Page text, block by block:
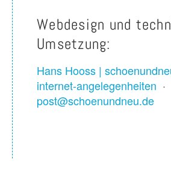
Webdesign und
Umsetzung:
Hans Hooss |
internet-angelegenheiten ·
post@schoenundneu.de